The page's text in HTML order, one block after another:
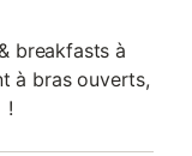
breakfasts à
à bras ouverts,
!